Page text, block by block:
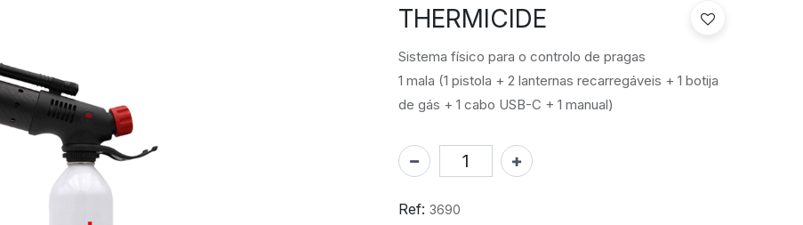
THERMICIDE
Sistema físico para o controlo de pragas
1 mala (1 pistola + 2 lanternas recarregáveis + 1 botija
de gás + 1 cabo USB-C + 1 manual)
Ref: 3690